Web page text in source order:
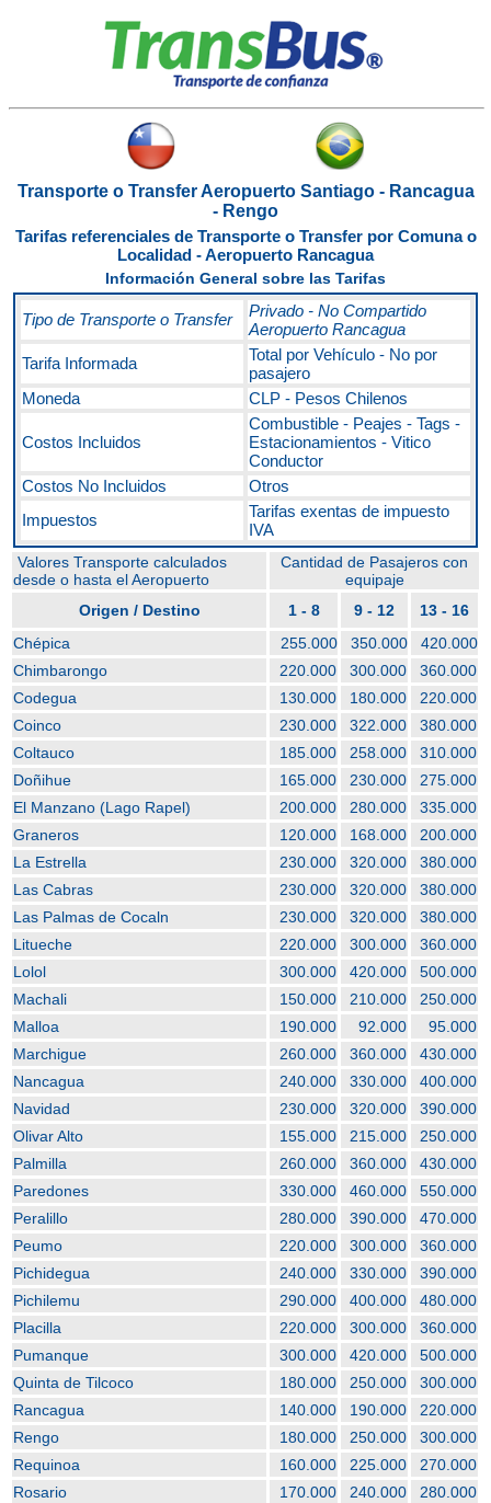
Transporte o Transfer Aeropuerto Santiago - Rancagua
- Rengo
Tarifas referenciales de Transporte o Transfer por Comuna o
Localidad - Aeropuerto Rancagua
Información General sobre las Tarifas
Tipo de Transporte o Transfer
Privado - No Compartido
Aeropuerto Rancagua
Tarifa Informada
Total por Vehículo - No por
pasajero
Moneda
CLP - Pesos Chilenos
Costos Incluidos
Combustible - Peajes - Tags -
Estacionamientos - Vitico
Conductor
Costos No Incluidos
Otros
Impuestos
Tarifas exentas de impuesto
IVA
Valores Transporte calculados
desde o hasta el Aeropuerto
Cantidad de Pasajeros con
equipaje
Origen / Destino
1 - 8 9 - 12
13 - 16
Chépica
255.000 350.000
420.000
Chimbarongo
220.000 300.000
360.000
Codegua
130.000 180.000
220.000
Coinco
230.000 322.000
380.000
Coltauco
185.000 258.000
310.000
Doñihue
165.000 230.000
275.000
El Manzano (Lago Rapel)
200.000 280.000
335.000
Graneros
120.000 168.000
200.000
La Estrella
230.000 320.000
380.000
Las Cabras
230.000 320.000
380.000
Las Palmas de Cocaln
230.000 320.000
380.000
Litueche
220.000 300.000
360.000
Lolol
300.000 420.000
500.000
Machali
150.000 210.000
250.000
Malloa
190.000 92.000
95.000
Marchigue
260.000 360.000
430.000
Nancagua
240.000 330.000
400.000
Navidad
230.000 320.000
390.000
Olivar Alto
155.000 215.000
250.000
Palmilla
260.000 360.000
430.000
Paredones
330.000 460.000
550.000
Peralillo
280.000 390.000
470.000
Peumo
220.000 300.000
360.000
Pichidegua
240.000 330.000
390.000
Pichilemu
290.000 400.000
480.000
Placilla
220.000 300.000
360.000
Pumanque
300.000 420.000
500.000
Quinta de Tilcoco
180.000 250.000
300.000
Rancagua
140.000 190.000
220.000
Rengo
180.000 250.000
300.000
Requinoa
160.000 225.000
270.000
Rosario
170.000 240.000
280.000